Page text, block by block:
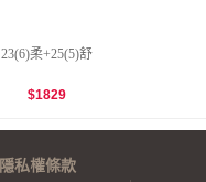
23(6)柔+25(5)舒
$1829
隱私權條款